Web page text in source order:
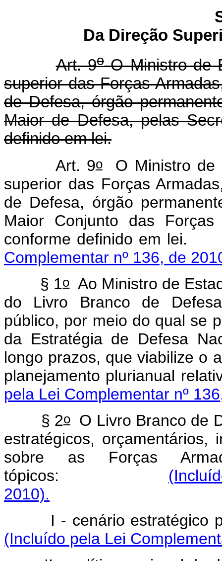
Da Direção
Art. 9oO Ministro de
superior das Forças
de Defesa, órgão
Maior de Defesa, pelas
definido em lei.
Art. 9oO Ministro de
superior das Forças
de Defesa, órgão
Maior Conjunto das
conforme definido em lei.
Complementar nº 136, de
§ 1oAo Ministro de
do Livro Branco de
público, por meio do qual se
da Estratégia de Defesa
longo prazos, que viabilize o
planejamento
pela Lei Complementar nº
§ 2oO Livro Branco de
estratégicos, orçamentários,
sobre as Forças
tópicos:
2010).
I - cenário
(Incluído pela Lei